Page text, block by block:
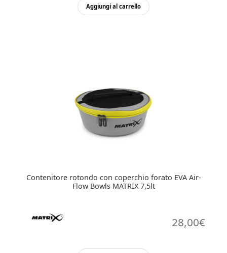
Aggiungi al carrello
Contenitore rotondo con coperchio forato EVA Air-
Flow Bowls MATRIX 7,5lt
28,00€